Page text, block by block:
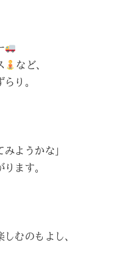
など、
り。
ようかな」
ます。
むのもよし、